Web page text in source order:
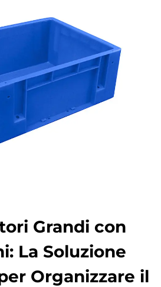
Grandi con
La Soluzione
Organizzare il